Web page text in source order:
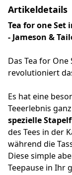
Artikeldetails
Tea for one Set
- Jameson &
Das Tea for One
revolutioniert
Es hat eine
Teeerlebnis
spezielle
des Tees in der
während die
Diese simple
Teepause in Ihr